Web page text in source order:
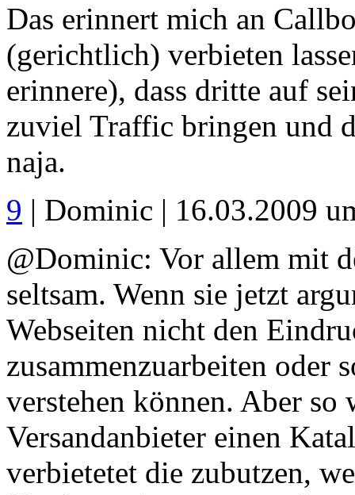
Das erinnert mich an
(gerichtlich) verbieten
erinnere), dass dritte auf
zuviel Traffic bringen und
naja.
9 | Dominic | 16.03.2009
@Dominic: Vor allem mit
seltsam. Wenn sie jetzt
Webseiten nicht den
zusammenzuarbeiten oder
verstehen können. Aber
Versandanbieter einen
verbietetet die zubutzen,